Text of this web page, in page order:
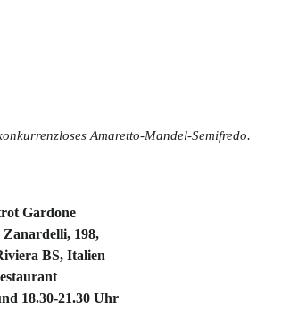
Amaretto-Mandel-Semifredo.
Gardone
Zanardelli, 198,
BS, Italien
18.30-21.30 Uhr